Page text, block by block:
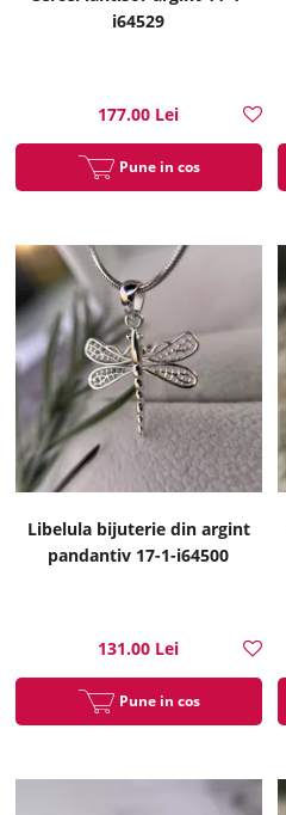
i64529
177.00 Lei
Pune in cos
Libelula bijuterie din argint
pandantiv 17-1-i64500
131.00 Lei
Pune in cos